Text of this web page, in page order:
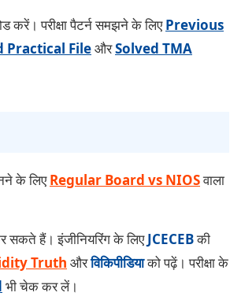
करें। परीक्षा पैटर्न समझने के लिएPrevious
Practical FileऔरSolved TMA
के लिएRegular Board vs NIOSवाला
सकते हैं। इंजीनियरिंग के लिएJCECEBकी
Truth औरविकिपीडियाको पढ़ें। परीक्षा के
भी चेक कर लें।